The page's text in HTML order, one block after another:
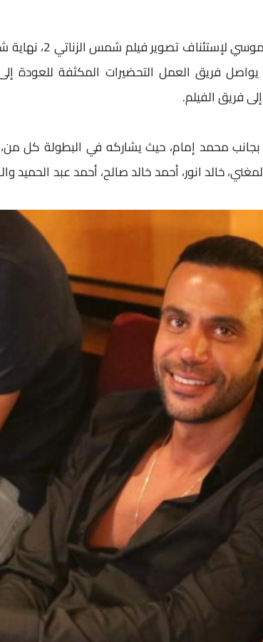
يستعد النجم محمد إمام والمخرج أحمد خالد
فريق العمل التحضيرات المكثفة للعودة
فريق الفيلم.
2 عدد من النجوم بجانب محمد إمام، حيث يشاركه في البطولة كل
خالد انور، أحمد خالد صالح، أحمد عبد الحميد